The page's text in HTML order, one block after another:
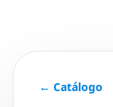
← Catálogo